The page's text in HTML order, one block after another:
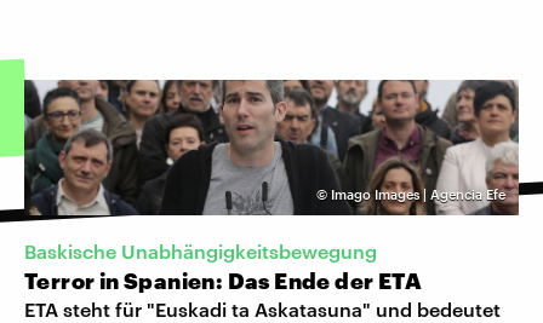
© Imago Images | Agencia Efe
Baskische Unabhängigkeitsbewegung
Terror in Spanien: Das Ende der ETA
ETA steht für "Euskadi ta Askatasuna" und bedeutet